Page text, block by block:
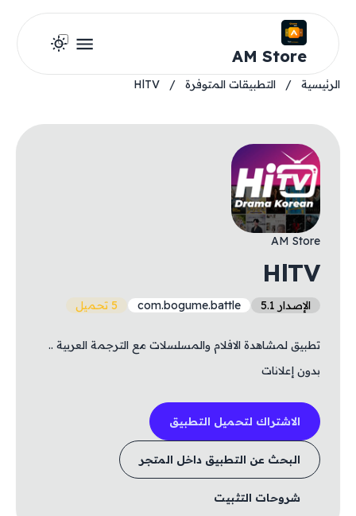
AM Store
الرئيسية / التطبيقات المتوفرة /
HlTV
AM Store
HlTV
الإصدار 5.1 com.bogume.battle 5 تحميل
تطبيق لمشاهدة الافلام والمسلسلات مع الترجمة العربية ..
بدون إعلانات
الاشتراك لتحميل التطبيق
البحث عن التطبيق داخل المتجر
شروحات التثبيت